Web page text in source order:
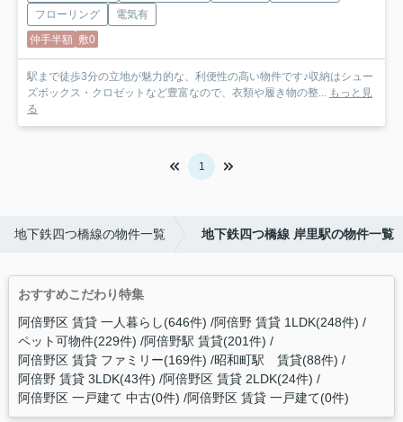
フローリング
電気有
仲手半額 敷0
駅まで徒歩3分の立地が魅力的な、利便性の高い物件です♪収納はシュー
ズボックス・クロゼットなど豊富なので、衣類や履き物の整... もっと見
る
1
地下鉄四つ橋線の物件一覧 地下鉄四つ橋線 岸里駅の物件一覧
おすすめこだわり特集
阿倍野区 賃貸 一人暮らし(646件) 阿倍野 賃貸 1LDK(248件)
ペット可物件(229件) 阿倍野駅 賃貸(201件)
阿倍野区 賃貸 ファミリー(169件) 昭和町駅 賃貸(88件)
阿倍野 賃貸 3LDK(43件) 阿倍野区 賃貸 2LDK(24件)
阿倍野区 一戸建て 中古(0件) 阿倍野区 賃貸 一戸建て(0件)